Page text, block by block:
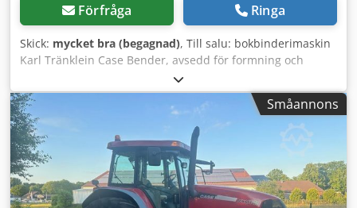
Förfråga Ringa
Skick: mycket bra (begagnad), Till salu: bokbinderimaskin
Karl Tränklein Case Bender, avsedd för formning och
bockning av bokryggar för inbundna böcker. Enheten ger
omslagen rätt radie för att passa perfekt till bokblocket.
Maskinen är utrustad med justerbara valsar för att
anpassas till olika tjocklekar på omslagen. Den robusta
gjutjärnskonstruktionen säkerställer hög precision och
långvarig hållbarhet. Tekniska data: Tillverkare: Karl
Tränklein Typ: Case Bender / ryggformningsmaskin
Arbetsbredd: ca 600 mm Justerbart valstryck Stabil
Småannons